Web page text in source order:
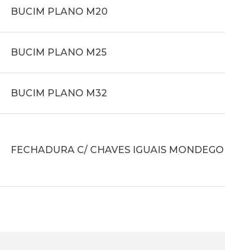
BUCIM PLANO M20
BUCIM PLANO M25
BUCIM PLANO M32
FECHADURA C/ CHAVES IGUAIS MONDEGO